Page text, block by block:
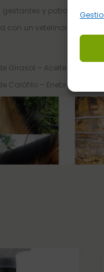
y potros
con un veterinario.
Girasol – Aceite de
Calófilo – Enebro –